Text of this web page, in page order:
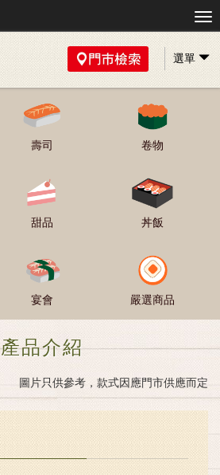
選單
壽司 卷物
甜品 丼飯
宴會 嚴選商品
產品介紹
圖片只供參考，款式因應門市供應而定